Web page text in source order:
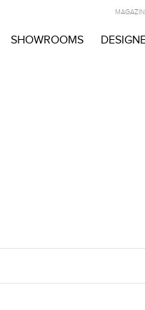
SHOWROOMS
MAGAZIN